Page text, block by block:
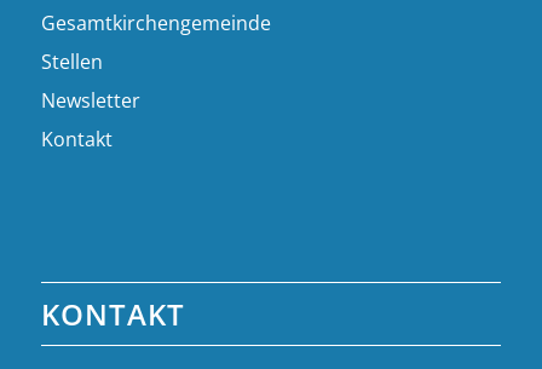
Gesamtkirchengemeinde
Stellen
Newsletter
Kontakt
KONTAKT